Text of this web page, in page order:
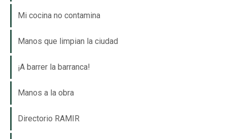
Mi cocina no contamina
Manos que limpian la ciudad
¡A barrer la barranca!
Manos a la obra
Directorio RAMIR